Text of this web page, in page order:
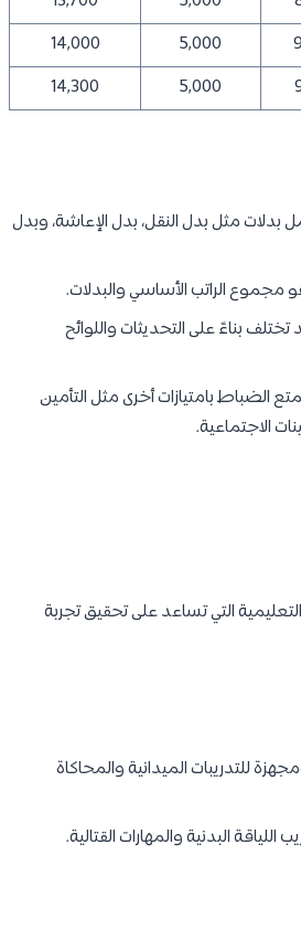
5,000
14,000
5,000
14,300
بدلات مثل بدل النقل، بدل الإعاشة، وبدل
مجموع الراتب الأساسي والبدلات.
تختلف بناءً على التحديثات واللوائح
الضباط بامتيازات أخرى مثل التأمين
الاجتماعية.
التي تساعد على تحقيق تجربة
للتدريبات الميدانية والمحاكاة
البدنية والمهارات القتالية.